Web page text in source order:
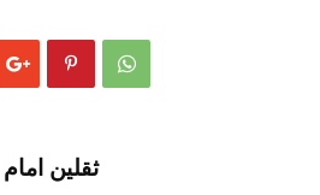
ثقلین امام